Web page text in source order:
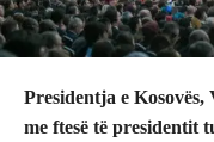
Presidentja e
me ftesë të presidentit